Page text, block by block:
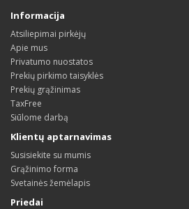
Informacija
Atsiliepimai pirkėjų
Apie mus
Privatumo nuostatos
Prekių pirkimo taisyklės
Prekių grąžinimas
TaxFree
Siūlome darbą
Klientų aptarnavimas
Susisiekite su mumis
Grąžinimo forma
Svetainės žemėlapis
Priedai